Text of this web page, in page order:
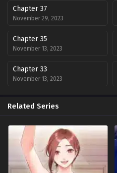
Chapter 37
November 29, 2023
Chapter 35
November 13, 2023
Chapter 33
November 13, 2023
November 13, 2023
Chapter 29
November 13, 2023
Chapter 27
November 13, 2023
Related Series